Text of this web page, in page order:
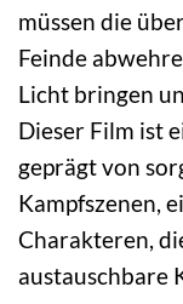
müssen die
Feinde
Licht bringen
Dieser Film ist
geprägt von
Kampfszenen,
Charakteren,
austauschbare